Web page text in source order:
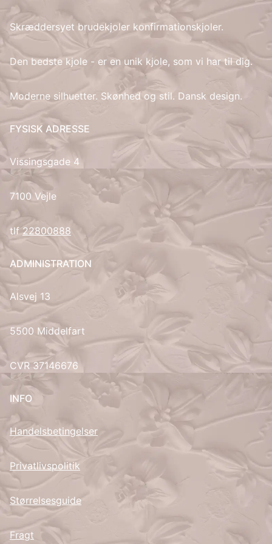
IT
LV
LT
RU
ES
Skræddersyet brudekjoler konfirmationskjoler.
Den bedste kjole - er en unik kjole, som vi har til dig.
Moderne silhuetter. Skønhed og stil. Dansk design.
FYSISK ADRESSE
Vissingsgade 4
7100 Vejle
tlf22800888
ADMINISTRATION
Alsvej 13
5500 Middelfart
CVR 37146676
INFO
Handelsbetingelser
Privatlivspolitik
Størrelsesguide
Fragt